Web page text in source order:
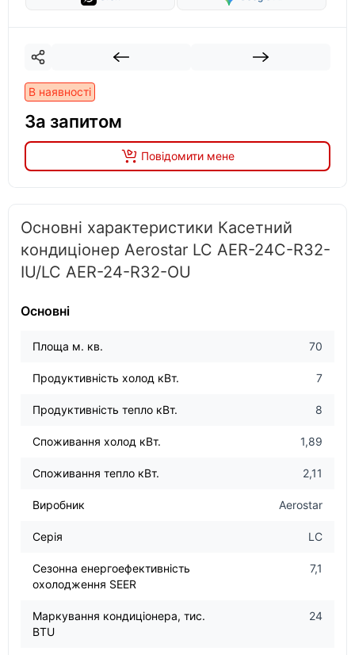
В наявності
За запитом
Повідомити мене
Основні характеристики Касетний
кондиціонер Aerostar LC AER-24C-R32-
IU/LC AER-24-R32-OU
Основні
Площа м. кв. 70
Продуктивність холод кВт. 7
Продуктивність тепло кВт. 8
Споживання холод кВт. 1,89
Споживання тепло кВт. 2,11
Виробник Aerostar
Серія LC
Сезонна енергоефективність
охолодження SEER
7,1
Маркування кондиціонера, тис.
BTU
24